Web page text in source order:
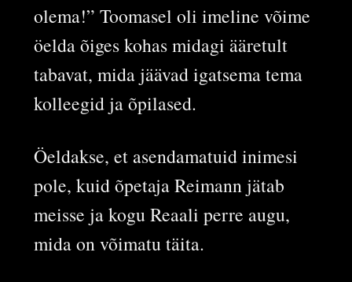
olema!” Toomasel oli imeline võime
öelda õiges kohas midagi ääretult
tabavat, mida jäävad igatsema tema
kolleegid ja õpilased.
Öeldakse, et asendamatuid inimesi
pole, kuid õpetaja Reimann jätab
meisse ja kogu Reaali perre augu,
mida on võimatu täita.